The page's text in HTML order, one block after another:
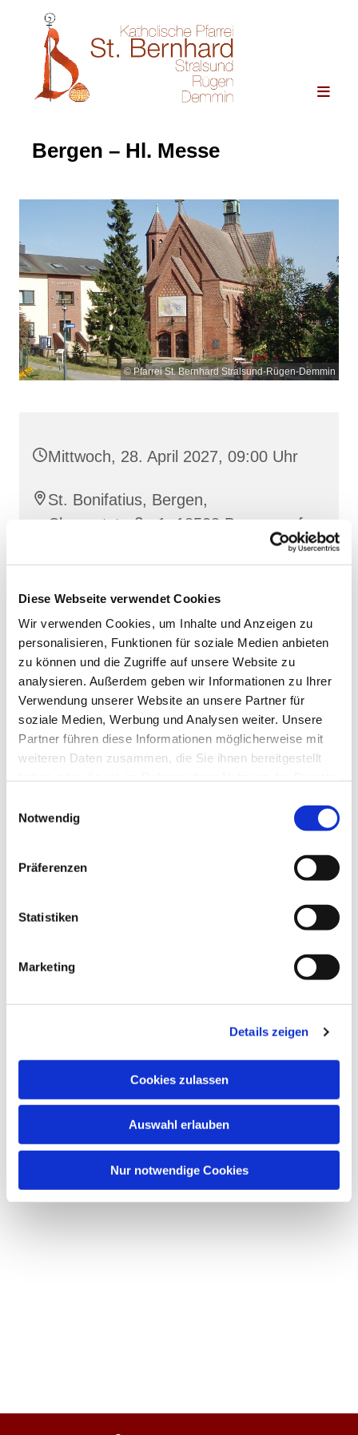
Diese Webseite verwendet Cookies
Wir verwenden Cookies, um Inhalte und Anzeigen zu
personalisieren, Funktionen für soziale Medien anbieten
zu können und die Zugriffe auf unsere Website zu
analysieren. Außerdem geben wir Informationen zu Ihrer
Verwendung unserer Website an unsere Partner für
soziale Medien, Werbung und Analysen weiter. Unsere
Partner führen diese Informationen möglicherweise mit
weiteren Daten zusammen, die Sie ihnen bereitgestellt
Notwendig
Präferenzen
Statistiken
Marketing
Details zeigen
Cookies zulassen
Auswahl erlauben
Nur notwendige Cookies
Bergen – Hl. Messe
© Pfarrei St. Bernhard Stralsund-Rügen-Demmin
Mittwoch, 28. April 2027, 09:00 Uhr
St. Bonifatius, Bergen,
Clementstraße 1, 18528 Bergen auf